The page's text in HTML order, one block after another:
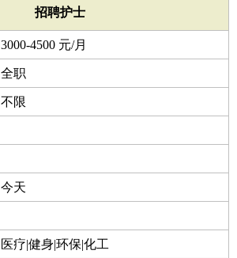
招聘护士
3000-4500 元/月
1人
全职
-
不限
今天
医疗|健身|环保|化工